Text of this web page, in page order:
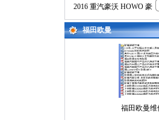
2016 重汽豪沃 HOWO 豪
福田欧曼
福田欧曼维